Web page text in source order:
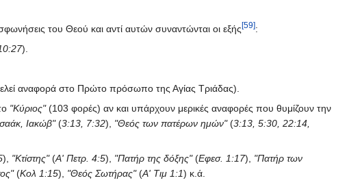
του Θεού και αντί αυτών συναντώνται οι εξής[59]:
).
αναφορά στο Πρώτο πρόσωπο της Αγίας Τριάδας).
"Κύριος"(103 φορές) αν και υπάρχουν μερικές αναφορές που θυμίζουν την
Ιακώβ"(3:13, 7:32), "Θεός των πατέρων ημών"(3:13, 5:30, 22:14,
), "Κτίστης"(Α' Πετρ. 4:5), "Πατήρ της δόξης"(Εφεσ. 1:17), "Πατήρ των
(Κολ 1:15), "Θεός Σωτήρας"(Α' Τιμ 1:1) κ.ά.